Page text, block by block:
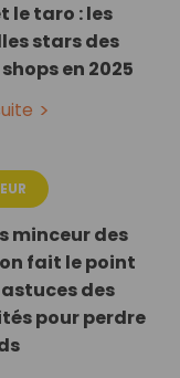
le taro : les
stars des
en 2025
minceur des
fait le point
des
pour perdre